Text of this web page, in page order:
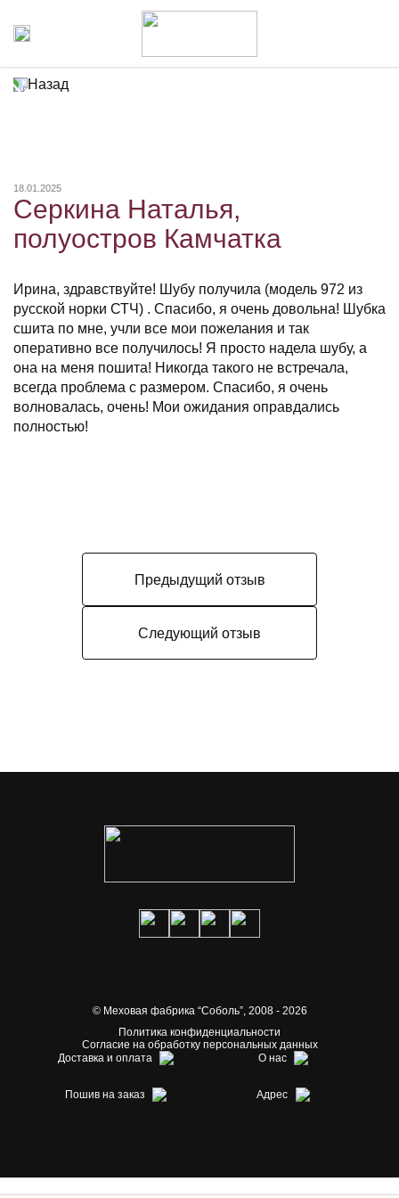
Назад
18.01.2025
Серкина Наталья,
полуостров Камчатка
Ирина, здравствуйте! Шубу получила (модель 972 из
русской норки СТЧ) . Спасибо, я очень довольна! Шубка
сшита по мне, учли все мои пожелания и так
оперативно все получилось! Я просто надела шубу, а
она на меня пошита! Никогда такого не встречала,
всегда проблема с размером. Спасибо, я очень
волновалась, очень! Мои ожидания оправдались
полностью!
Предыдущий отзыв
Следующий отзыв
© Меховая фабрика “Соболь”,2008 - 2026
Политика конфиденциальности
Согласие на обработку персональных данных
Доставка и оплата
О нас
Пошив на заказ Адрес